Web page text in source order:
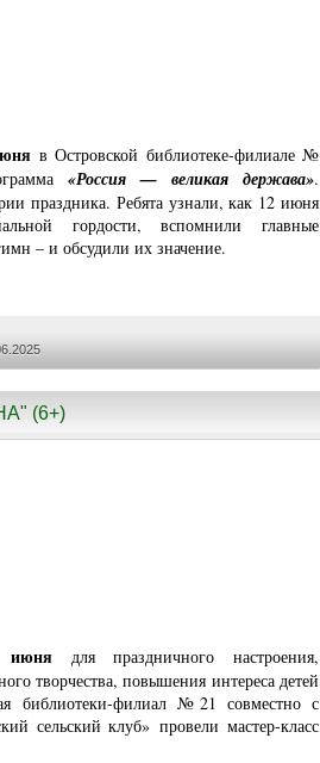
в Островской библиотеке-филиале №
«Россия — великая держава».
праздника. Ребята узнали, как 12 июня
гордости, вспомнили главные
– и обсудили их значение.
(6+)
для праздничного настроения,
творчества, повышения интереса детей
библиотеки-филиал №21 совместно с
сельский клуб» провели мастер-класс